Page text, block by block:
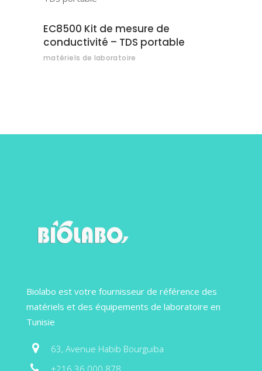
EC8500 Kit de mesure de
conductivité – TDS portable
matériels de laboratoire
Biolabo est votre fournisseur de référence des
matériels et des équipements de laboratoire en
Tunisie
63, Avenue Habib Bourguiba